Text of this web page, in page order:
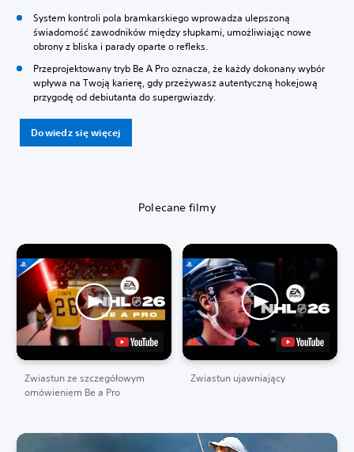
System kontroli pola bramkarskiego wprowadza ulepszoną
świadomość zawodników między słupkami, umożliwiając nowe
obrony z bliska i parady oparte o refleks.
Przeprojektowany tryb Be A Pro oznacza, że każdy dokonany wybór
wpływa na Twoją karierę, gdy przeżywasz autentyczną hokejową
przygodę od debiutanta do supergwiazdy.
Dowiedz się więcej
Polecane filmy
Zwiastun ze szczegółowym
omówieniem Be a Pro
Zwiastun ujawniający